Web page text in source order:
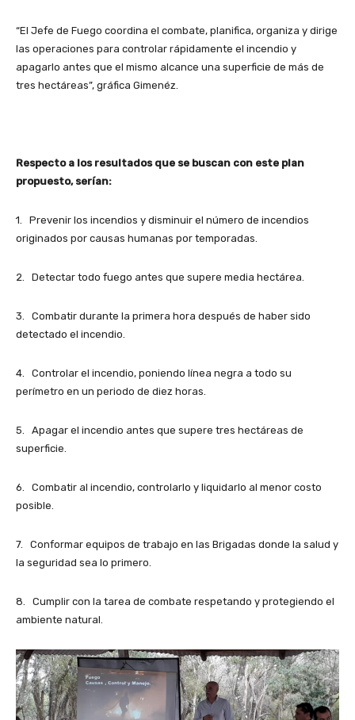
“El Jefe de Fuego coordina el combate, planifica, organiza y dirige
las operaciones para controlar rápidamente el incendio y
apagarlo antes que el mismo alcance una superficie de más de
tres hectáreas”, gráfica Gimenéz.
Respecto a los resultados que se buscan con este plan
propuesto, serían:
1. Prevenir los incendios y disminuir el número de incendios
originados por causas humanas por temporadas.
2. Detectar todo fuego antes que supere media hectárea.
3. Combatir durante la primera hora después de haber sido
detectado el incendio.
4. Controlar el incendio, poniendo línea negra a todo su
perímetro en un periodo de diez horas.
5. Apagar el incendio antes que supere tres hectáreas de
superficie.
6. Combatir al incendio, controlarlo y liquidarlo al menor costo
posible.
7. Conformar equipos de trabajo en las Brigadas donde la salud y
la seguridad sea lo primero.
8. Cumplir con la tarea de combate respetando y protegiendo el
ambiente natural.